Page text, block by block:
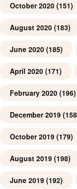
October 2020 (151)
August 2020 (183)
June 2020 (185)
April 2020 (171)
February 2020 (196)
December 2019
October 2019 (179)
August 2019 (198)
June 2019 (192)